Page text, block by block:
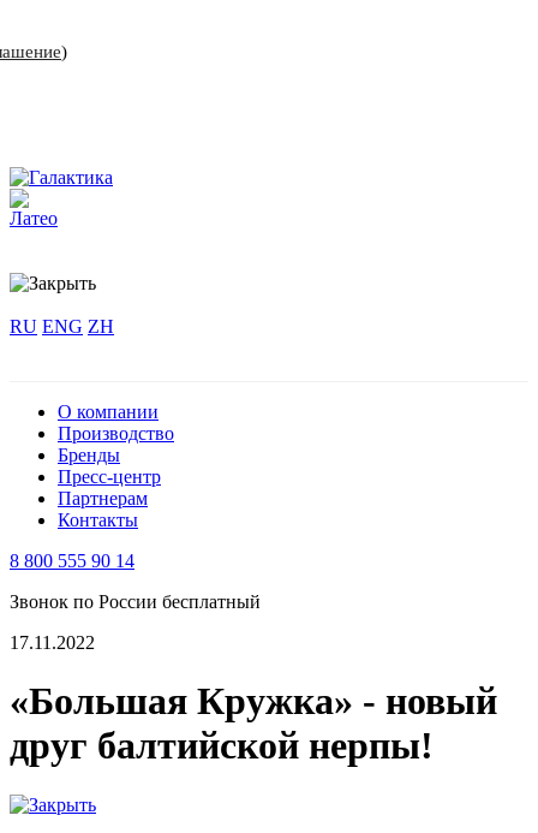
)
RU ENG ZH
О компании
Производство
Бренды
Пресс-центр
Партнерам
Контакты
8 800 555 90 14
Звонок по России бесплатный
17.11.2022
«Большая Кружка» - новый
друг балтийской нерпы!